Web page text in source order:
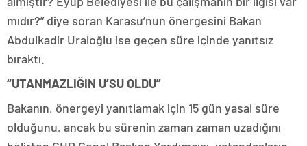
mıdır?” diye soran Karasu’nun önergesini Bakan
Abdulkadir Uraloğlu ise geçen süre içinde yanıtsız
bıraktı.
“UTANMAZLIĞIN U’SU OLDU”
Bakanın, önergeyi yanıtlamak için 15 gün yasal süre
olduğunu, ancak bu sürenin zaman zaman uzadığını